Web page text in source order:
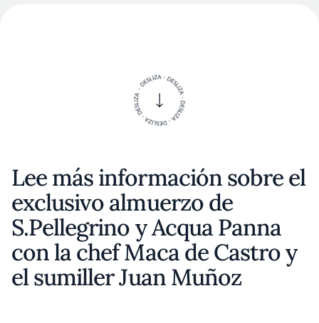
Lee más información sobre el
exclusivo almuerzo de
S.Pellegrino y Acqua Panna
con la chef Maca de Castro y
el sumiller Juan Muñoz